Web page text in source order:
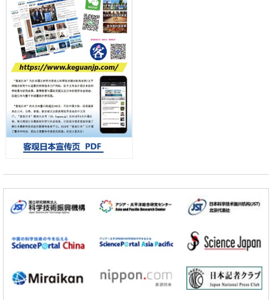
佳治疗
科学研究
【JST事业成果】发现室温下工作的交替磁体
科学研究
夜景也能清晰呈现在纸上——日本“铁路摄影迷”教授研发新技术
科学研究
【JST事业成果】开发低成本与低功耗的新型AI处理器
政策
日本科研费增设国际共同研究强化新类别，促进青年研究人员赴海外开
展研究
经济・社会
东京大学通过叶绿体基因组编辑技术强化碳固定酶，成功提高光合作用
能力与生产力
科学研究
该基因的必要性因菌株而异
经济・社会
科学研究
【JST事业成果】开发低成本与低功耗的新型AI处理器
小岩井忠道 泷川 进